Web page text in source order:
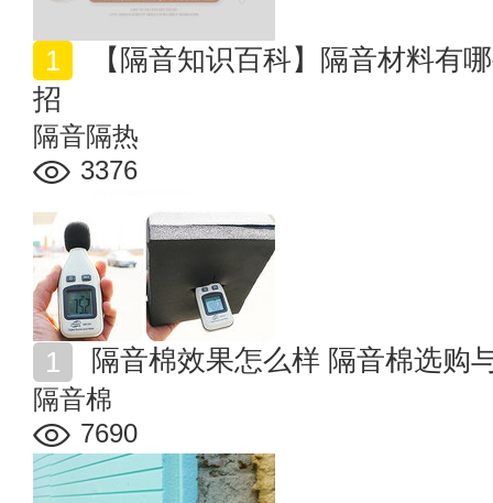
招
隔音隔热
3376
隔音棉效果怎么样 隔音棉选购
隔音棉
7690